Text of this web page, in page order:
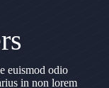
euismod odio
in non lorem